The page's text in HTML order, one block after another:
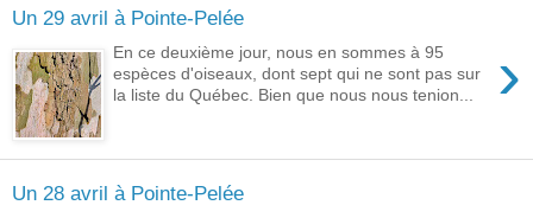
Un 29 avril à Pointe-Pelée
›
En ce deuxième jour, nous en sommes à 95
espèces d'oiseaux, dont sept qui ne sont pas sur
la liste du Québec. Bien que nous nous tenion...
Un 28 avril à Pointe-Pelée